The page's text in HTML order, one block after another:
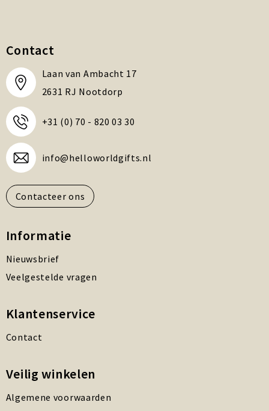
Contact
Laan van Ambacht 17
2631 RJ Nootdorp
+31 (0) 70 - 820 03 30
info@helloworldgifts.nl
Contacteer ons
Informatie
Nieuwsbrief
Veelgestelde vragen
Klantenservice
Contact
Veilig winkelen
Algemene voorwaarden